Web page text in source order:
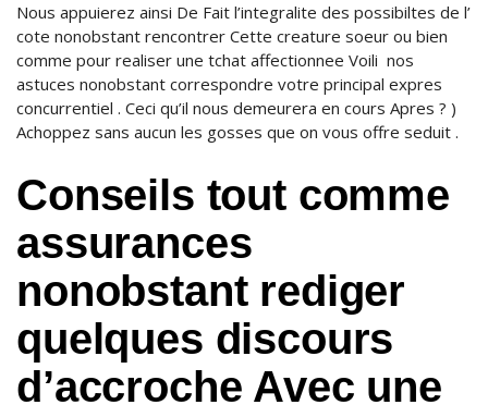
Nous appuierez ainsi De Fait l’integralite des possibiltes de l’
cote nonobstant rencontrer Cette creature soeur ou bien
comme pour realiser une tchat affectionnee Voili nos
astuces nonobstant correspondre votre principal expres
concurrentiel . Ceci qu’il nous demeurera en cours Apres ? )
Achoppez sans aucun les gosses que on vous offre seduit .
Conseils tout comme
assurances
nonobstant rediger
quelques discours
d’accroche Avec une